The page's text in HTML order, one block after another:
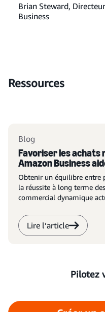
Brian Steward,
Business
Ressources
Blog
Favoriser les achats
Amazon Business
Obtenir un équilibre
la réussite à long terme
commercial dynamique
Lire l’article
Pilotez